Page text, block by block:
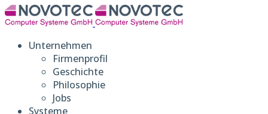
Unternehmen
Firmenprofil
Geschichte
Philosophie
Jobs
Systeme